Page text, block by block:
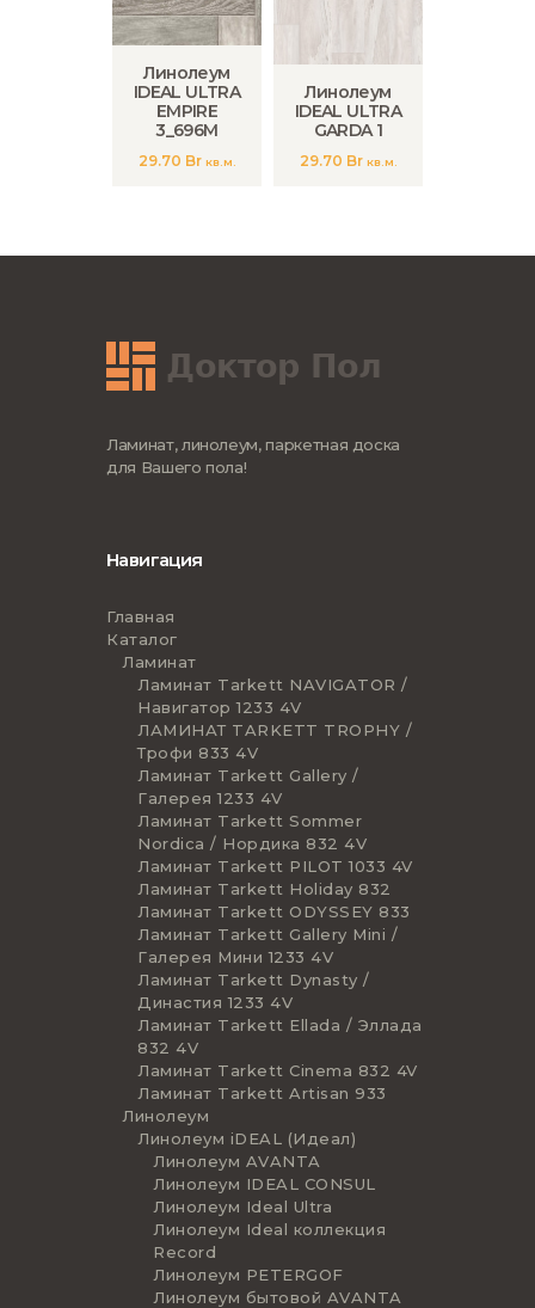
Линолеум
IDEAL ULTRA
EMPIRE
3_696M
29.70 Brкв.м.
Линолеум
IDEAL ULTRA
GARDA 1
29.70 Brкв.м.
Ламинат, линолеум, паркетная доска
для Вашего пола!
Навигация
Главная
Каталог
Ламинат
Ламинат Tarkett NAVIGATOR /
Навигатор 1233 4V
ЛАМИНАТ TARKETT TROPHY /
Трофи 833 4V
Ламинат Tarkett Gallery /
Галерея 1233 4V
Ламинат Tarkett Sommer
Nordica / Нордика 832 4V
Ламинат Tarkett PILOT 1033 4V
Ламинат Tarkett Holiday 832
Ламинат Tarkett ODYSSEY 833
Ламинат Tarkett Gallery Mini /
Галерея Мини 1233 4V
Ламинат Tarkett Dynasty /
Династия 1233 4V
Ламинат Tarkett Ellada / Эллада
832 4V
Ламинат Tarkett Cinema 832 4V
Ламинат Tarkett Artisan 933
Линолеум
Линолеум iDEAL (Идеал)
Линолеум AVANTA
Линолеум IDEAL CONSUL
Линолеум Ideal Ultra
Линолеум Ideal коллекция
Record
Линолеум PETERGOF
Линолеум бытовой AVANTA